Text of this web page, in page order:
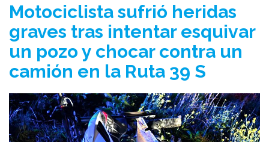
Motociclista sufrió heridas
graves tras intentar esquivar
un pozo y chocar contra un
camión en la Ruta 39 S